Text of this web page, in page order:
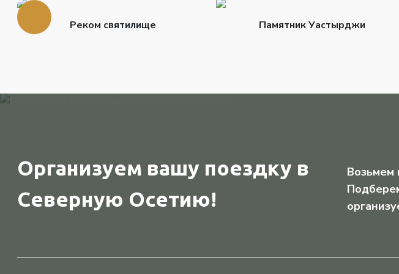
Реком святилище Памятник Уастырджи
Организуем вашу поездку в
Северную Осетию!
Возьмем